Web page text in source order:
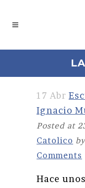
17 Abr
Ignacio
Posted at
Catolico
Comments
Hace